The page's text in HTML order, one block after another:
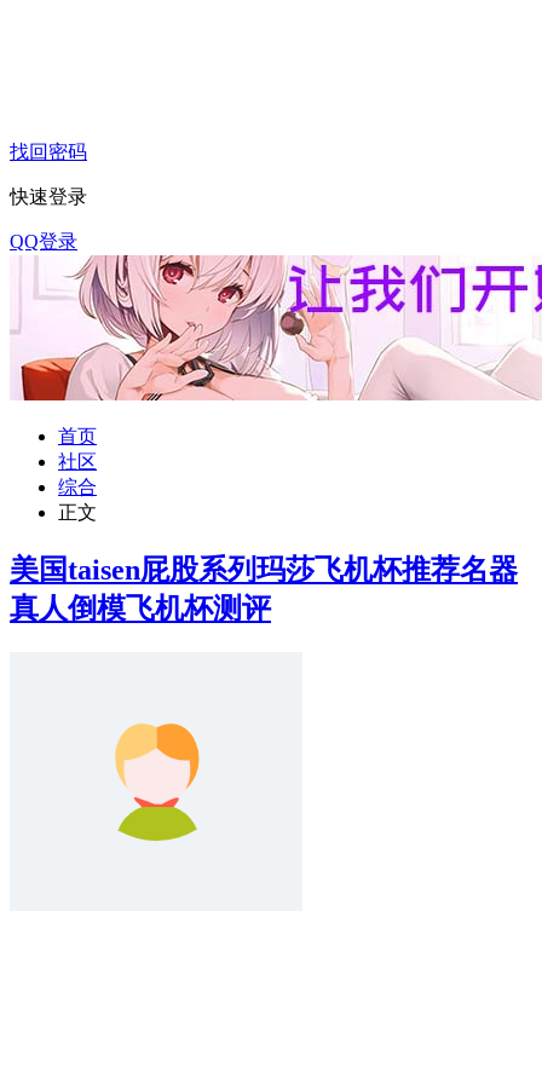
找回密码
快速登录
QQ登录
首页
社区
综合
正文
美国taisen屁股系列玛莎飞机杯推荐名器
真人倒模飞机杯测评